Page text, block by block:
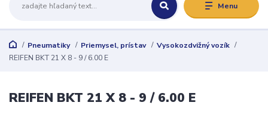
Menu
Pneumatiky Priemysel, prístav
Vysokozdvižný vozík
REIFEN BKT 21 X 8 - 9 / 6.00 E
REIFEN BKT 21 X 8 - 9 / 6.00 E